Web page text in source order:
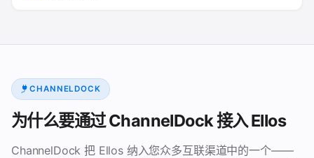
CHANNELDOCK
为什么要通过 ChannelDock 接入 Ellos
ChannelDock 把 Ellos 纳入您众多互联渠道中的一个——